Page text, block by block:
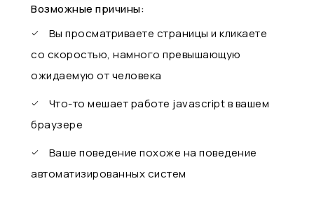
Возможные причины:
Вы просматриваете страницы и кликаете
со скоростью, намного превышающую
ожидаемую от человека
Что-то мешает работе javascript в вашем
браузере
Ваше поведение похоже на поведение
автоматизированных систем